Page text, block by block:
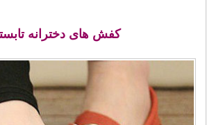
کفش های دخترانه